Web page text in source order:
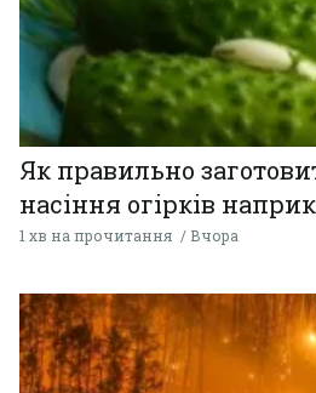
Як правильно
насіння огірків
1 хв на прочитання Вчора